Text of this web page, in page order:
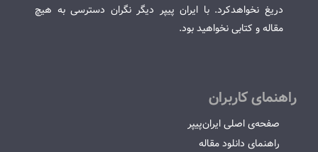
دریغ نخواهدکرد. با ایران پیپر دیگر نگران دسترسی به هیچ
مقاله و کتابی نخواهید بود.
راهنمای کاربران
صفحه‌ی اصلی ایران‌پیپر
راهنمای دانلود مقاله